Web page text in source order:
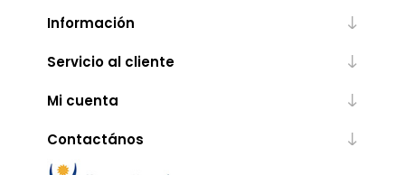
Información
Servicio al cliente
Mi cuenta
Contactános